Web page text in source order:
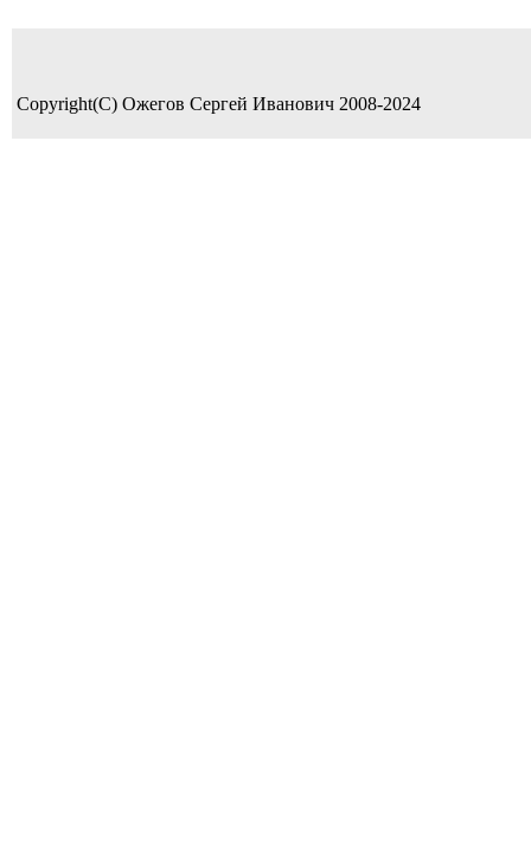
Copyright(C) Ожегов Сергей Иванович 2008-2024